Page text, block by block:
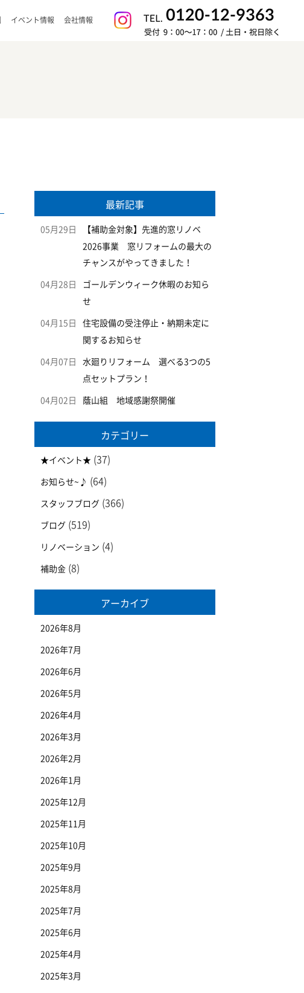
イベント情報 会社情報
最新記事
05月29日
【補助金対象】先進的窓リノベ
2026事業 窓リフォームの最大の
チャンスがやってきました！
04月28日
ゴールデンウィーク休暇のお知ら
せ
04月15日
住宅設備の受注停止・納期未定に
関するお知らせ
04月07日
水廻りリフォーム 選べる3つの5
点セットプラン！
04月02日 蔭山組 地域感謝祭開催
カテゴリー
★イベント★ (37)
お知らせ~♪ (64)
スタッフブログ (366)
ブログ (519)
リノベーション (4)
補助金 (8)
アーカイブ
2026年8月
2026年7月
2026年6月
2026年5月
2026年4月
2026年3月
2026年2月
2026年1月
2025年12月
2025年11月
2025年10月
2025年9月
2025年8月
2025年7月
2025年6月
2025年4月
2025年3月